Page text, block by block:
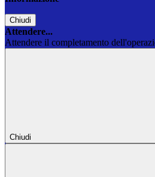
Chiudi
Attendere...
Attendere il completamento
Chiudi